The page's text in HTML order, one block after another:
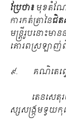
ប្រែថា៖មុខតំណែ
ការកត់ត្រានៃជិត
មន្ត្រីរូបនោះមាន
គោរពស្រឡា
៩. គណិតេព្ទ
តេនស
ស្សសង្ក្រមទ្វ